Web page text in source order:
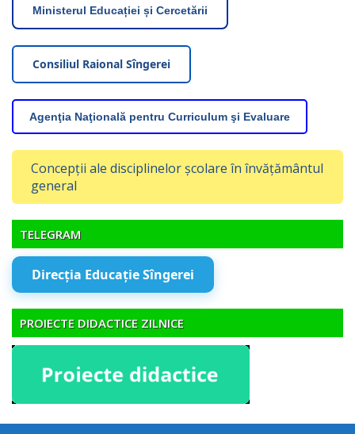
Ministerul Educației și Cercetării
Consiliul Raional Sîngerei
Agenţia Naţională pentru Curriculum şi Evaluare
Concepții ale disciplinelor școlare în învățământul
general
TELEGRAM
Direcția Educație Sîngerei
PROIECTE DIDACTICE ZILNICE